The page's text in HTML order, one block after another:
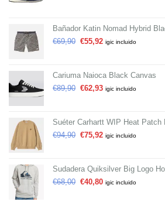
Bañador Katin Nomad Hybrid
€69,90 €55,92 igic incluido
Cariuma Naioca Black Canvas
€89,90 €62,93 igic incluido
Suéter Carhartt WIP Heat Patch
€94,90 €75,92 igic incluido
Sudadera Quiksilver Big Logo
€68,00 €40,80 igic incluido